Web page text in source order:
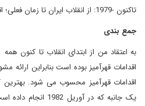
تاکنون -1979: از انقلاب ایران تا زمان فعلی؛ اقدامات قهرآمیز
جمع بندی
به اعتقاد من از ابتدای انقلاب تا کنون
اقدامات قهرآمیز بوده است بنابراین ارائه
اقدامات قهرآمیز محسوب می شود. بهترین
یک جانبه که در